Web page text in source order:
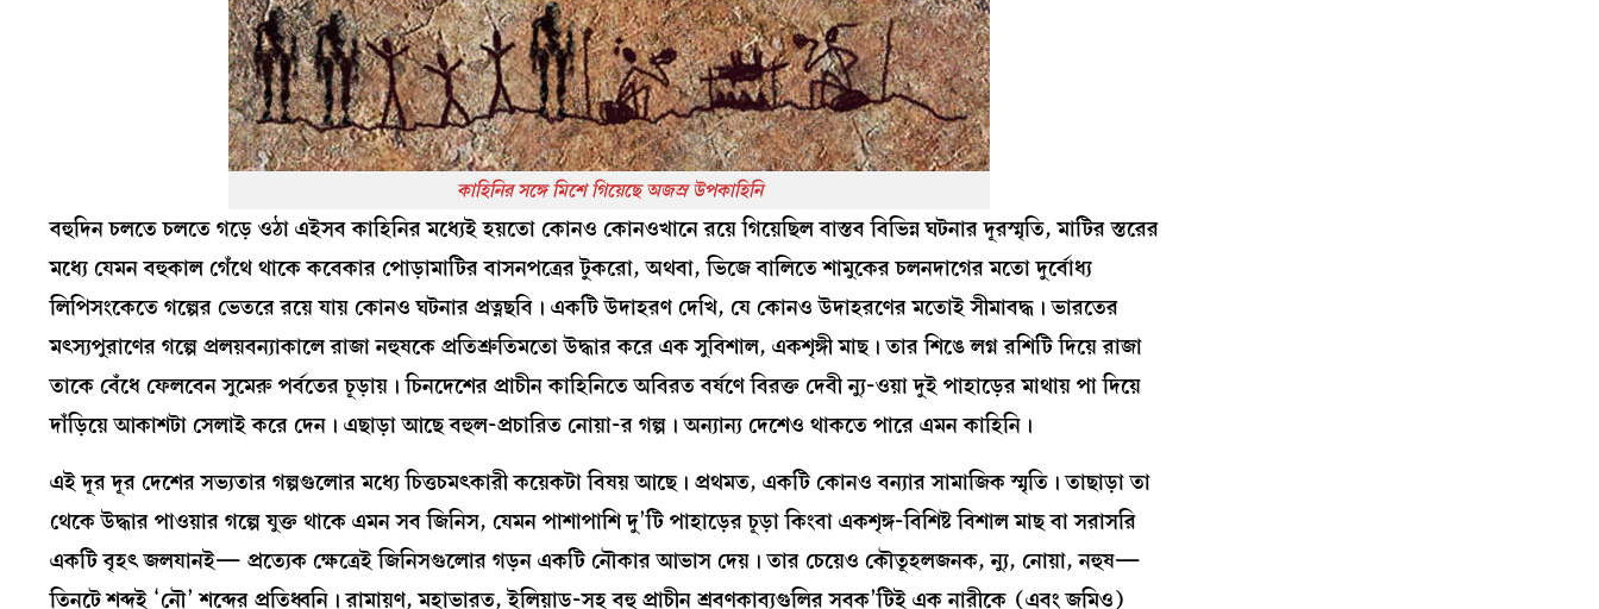
কাহিনির সঙ্গে মিশে গিয়েছে অজস্র উপকাহিনি
বহুদিন চলতে চলতে গড়ে ওঠা এইসব কাহিনির মধ্যেই হয়তো কোনও কোনওখানে রয়ে গিয়েছিল বাস্তব বিভিন্ন ঘটনার দূরস্মৃতি, মাটির স্তরের
মধ্যে যেমন বহুকাল গেঁথে থাকে কবেকার পোড়ামাটির বাসনপত্রের টুকরো, অথবা, ভিজে বালিতে শামুকের চলনদাগের মতো দুর্বোধ্য
লিপিসংকেতে গল্পের ভেতরে রয়ে যায় কোনও ঘটনার প্রত্নছবি। একটি উদাহরণ দেখি, যে কোনও উদাহরণের মতোই সীমাবদ্ধ। ভারতের
মৎস্যপুরাণের গল্পে প্রলয়বন্যাকালে রাজা নহুষকে প্রতিশ্রুতিমতো উদ্ধার করে এক সুবিশাল, একশৃঙ্গী মাছ। তার শিঙে লগ্ন রশিটি দিয়ে রাজা
তাকে বেঁধে ফেলবেন সুমেরু পর্বতের চূড়ায়। চিনদেশের প্রাচীন কাহিনিতে অবিরত বর্ষণে বিরক্ত দেবী ন্যু-ওয়া দুই পাহাড়ের মাথায় পা দিয়ে
দাঁড়িয়ে আকাশটা সেলাই করে দেন। এছাড়া আছে বহুল-প্রচারিত নোয়া-র গল্প। অন্যান্য দেশেও থাকতে পারে এমন কাহিনি।
এই দূর দূর দেশের সভ্যতার গল্পগুলোর মধ্যে চিত্তচমৎকারী কয়েকটা বিষয় আছে। প্রথমত, একটি কোনও বন্যার সামাজিক স্মৃতি। তাছাড়া তা
থেকে উদ্ধার পাওয়ার গল্পে যুক্ত থাকে এমন সব জিনিস, যেমন পাশাপাশি দু’টি পাহাড়ের চূড়া কিংবা একশৃঙ্গ-বিশিষ্ট বিশাল মাছ বা সরাসরি
একটি বৃহৎ জলযানই— প্রত্যেক ক্ষেত্রেই জিনিসগুলোর গড়ন একটি নৌকার আভাস দেয়। তার চেয়েও কৌতূহলজনক, ন্যু, নোয়া, নহুষ—
তিনটে শব্দই ‘নৌ’ শব্দের প্রতিধ্বনি। রামায়ণ, মহাভারত, ইলিয়াড-সহ বহু প্রাচীন শ্রবণকাব্যগুলির সবক’টিই এক নারীকে (এবং জমিও)